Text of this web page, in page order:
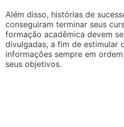
Além disso, histórias de
conseguiram terminar seus
formação acadêmica devem
divulgadas, a fim de estimular
informações sempre em
seus objetivos.